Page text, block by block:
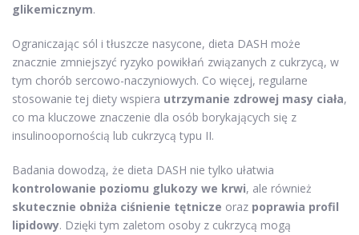
glikemicznym.
Ograniczając sól i tłuszcze nasycone, dieta DASH może
znacznie zmniejszyć ryzyko powikłań związanych z cukrzycą, w
tym chorób sercowo-naczyniowych. Co więcej, regularne
stosowanie tej diety wspiera utrzymanie zdrowej masy ciała,
co ma kluczowe znaczenie dla osób borykających się z
insulinoopornością lub cukrzycą typu II.
Badania dowodzą, że dieta DASH nie tylko ułatwia
kontrolowanie poziomu glukozy we krwi, ale również
skutecznie obniża ciśnienie tętnicze oraz poprawia profil
lipidowy. Dzięki tym zaletom osoby z cukrzycą mogą